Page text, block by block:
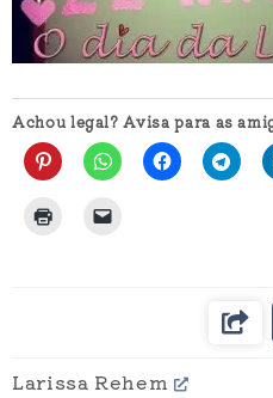
Achou legal? Avisa para as
Larissa Rehem